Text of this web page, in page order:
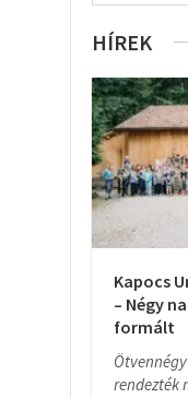
HÍREK
Kapocs
– Négy
formált
rendezték